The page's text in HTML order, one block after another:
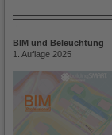
BIM und Beleuchtung
1. Auflage 2025